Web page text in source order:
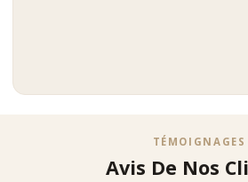
TÉMOIGNAGES
Avis De Nos